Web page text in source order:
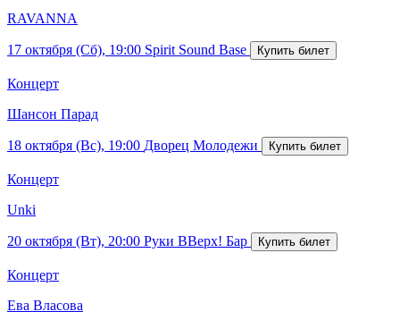
RAVANNA
17 октября (Сб), 19:00 Spirit Sound Base
Концерт
Шансон Парад
18 октября (Вс), 19:00 Дворец Молодежи
Концерт
Unki
20 октября (Вт), 20:00 Руки ВВерх! Бар
Концерт
Ева Власова